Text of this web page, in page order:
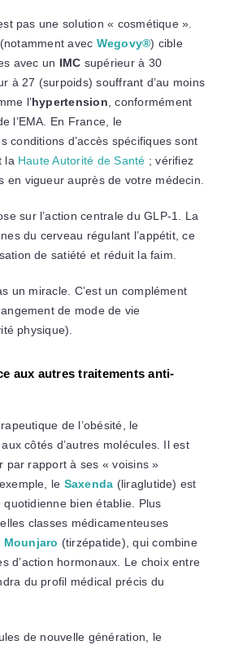
pas une solution « cosmétique ».
avec Wegovy®) cible
avec un IMC supérieur à 30
à 27 (surpoids) souffrant d’au moins
l’hypertension , conformément
l’EMA. En France, le
conditions d’accès spécifiques sont
la Haute Autorité de Santé ; vérifiez
en vigueur auprès de votre médecin.
sur l’action centrale du GLP-1. La
du cerveau régulant l’appétit, ce
de satiété et réduit la faim.
un miracle. C’est un complément
de mode de vie
physique).
aux autres traitements anti-
de l’obésité, le
côtés d’autres molécules. Il est
par rapport à ses « voisins »
le Saxenda (liraglutide) est
bien établie. Plus
classes médicamenteuses
Mounjaro (tirzépatide), qui combine
d’action hormonaux. Le choix entre
du profil médical précis du
de nouvelle génération, le